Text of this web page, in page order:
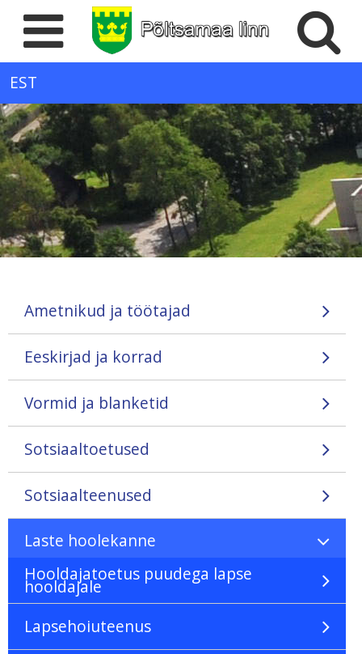
EST
Ametnikud ja töötajad
Eeskirjad ja korrad
Vormid ja blanketid
Sotsiaaltoetused
Sotsiaalteenused
Laste hoolekanne
Hooldajatoetus puudega lapse
hooldajale
Lapsehoiuteenus